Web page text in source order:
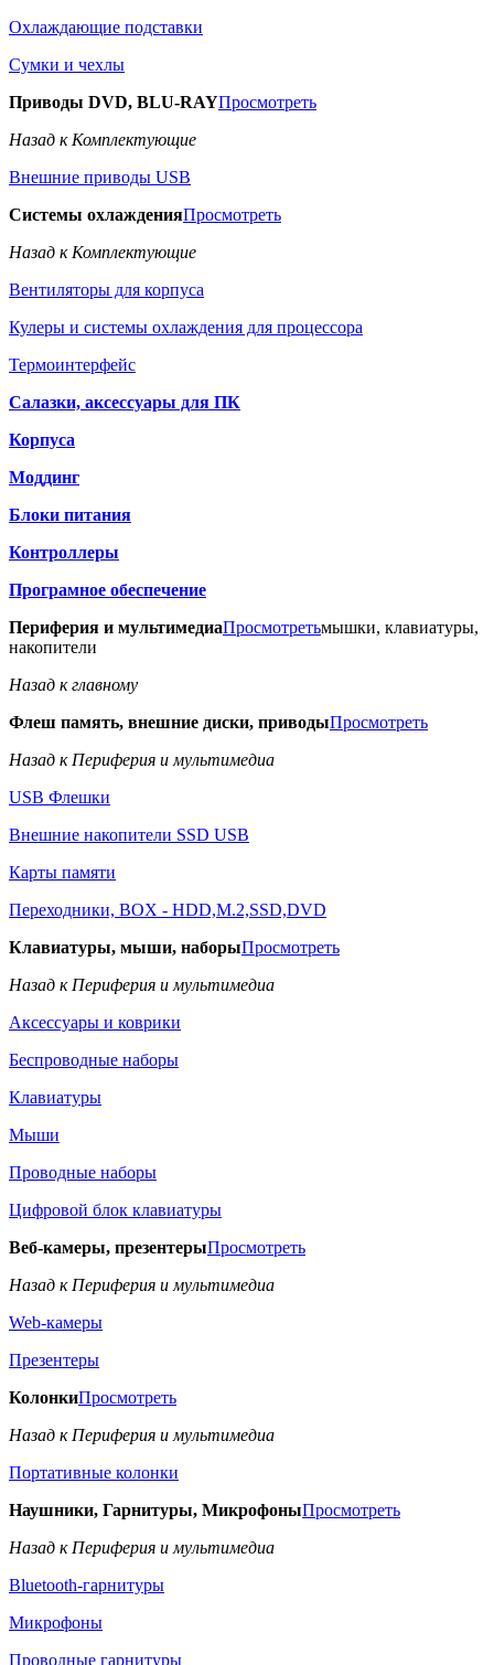
Охлаждающие подставки
Сумки и чехлы
Приводы DVD, BLU-RAYПросмотреть
Назад к Комплектующие
Внешние приводы USB
Системы охлажденияПросмотреть
Назад к Комплектующие
Вентиляторы для корпуса
Кулеры и системы охлаждения для процессора
Термоинтерфейс
Салазки, аксессуары для ПК
Корпуса
Моддинг
Блоки питания
Контроллеры
Програмное обеспечение
Периферия и мультимедиаПросмотретьмышки, клавиатуры,
накопители
Назад к главному
Флеш память, внешние диски, приводыПросмотреть
Назад к Периферия и мультимедиа
USB Флешки
Внешние накопители SSD USB
Карты памяти
Переходники, BOX - HDD,M.2,SSD,DVD
Клавиатуры, мыши, наборыПросмотреть
Назад к Периферия и мультимедиа
Аксессуары и коврики
Беспроводные наборы
Клавиатуры
Мыши
Проводные наборы
Цифровой блок клавиатуры
Веб-камеры, презентерыПросмотреть
Назад к Периферия и мультимедиа
Web-камеры
Презентеры
КолонкиПросмотреть
Назад к Периферия и мультимедиа
Портативные колонки
Наушники, Гарнитуры, МикрофоныПросмотреть
Назад к Периферия и мультимедиа
Bluetooth-гарнитуры
Микрофоны
Проводные гарнитуры